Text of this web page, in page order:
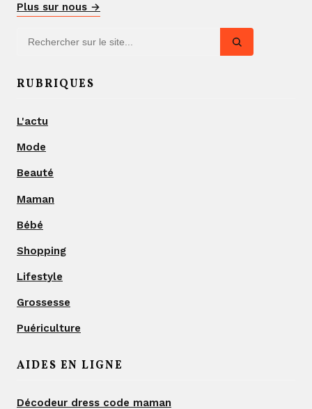
Plus sur nous →
RUBRIQUES
L'actu
Mode
Beauté
Maman
Bébé
Shopping
Lifestyle
Grossesse
Puériculture
AIDES EN LIGNE
Décodeur dress code maman